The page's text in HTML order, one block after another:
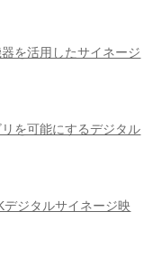
を活用したサイネージ
を可能にするデジタル
ジタルサイネージ映